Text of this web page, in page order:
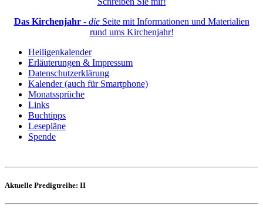
Das Kirchenjahr- dieSeite mit Informationen und Materialien
rund ums Kirchenjahr!
Heiligenkalender
Erläuterungen & Impressum
Datenschutzerklärung
Kalender (auch für Smartphone)
Monatssprüche
Links
Buchtipps
Lesepläne
Spende
Aktuelle Predigtreihe: II